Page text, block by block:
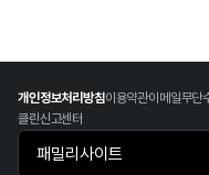
개인정보처리방침이용약관이메일무단
클린신고센터
패밀리사이트 바로가기